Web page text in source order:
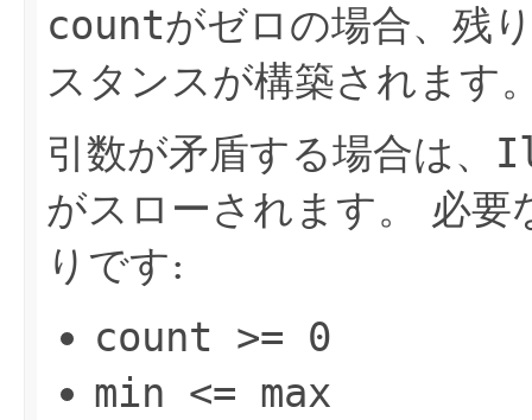
countがゼロの場合、残
スタンスが構築されます
引数が矛盾する場合は、
がスローされます。
必要
りです:
count >= 0
min <= max